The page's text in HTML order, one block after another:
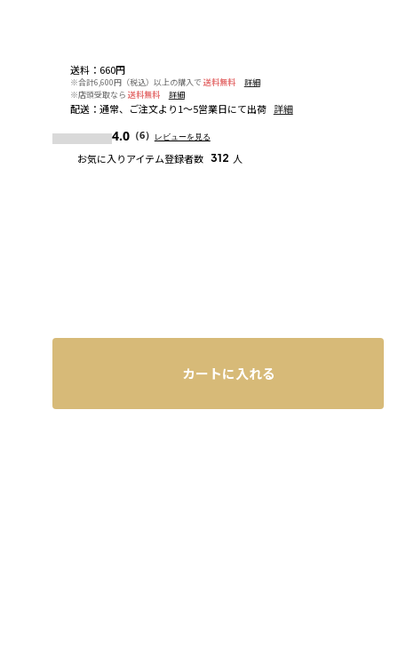
送料： 660円
※合計6,600円（税込）以上の購入で 送料無料
詳細
※店頭受取なら 送料無料 詳細
配送： 通常、ご注文より1～5営業日にて出荷 詳細
4.0（6） レビューを見る
お気に入りアイテム登録者数 312 人
カートに入れる